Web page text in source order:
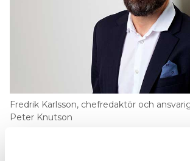
Fredrik Karlsson, chefredaktör och
Peter Knutson
Nya produkter presenteras i